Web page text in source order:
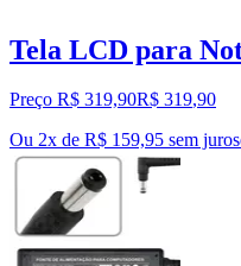
Tela LCD para
Preço R$ 319,90R$ 319,90
Ou 2x de R$ 159,95 sem juros